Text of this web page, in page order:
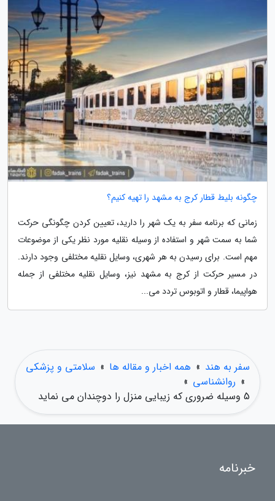
چگونه بلیط قطار کرج به مشهد را تهیه کنیم؟
زمانی که برنامه سفر به یک شهر را دارید، تعیین کردن چگونگی حرکت
شما به سمت شهر و استفاده از وسیله نقلیه مورد نظر یکی از موضوعات
مهم است. برای رسیدن به هر شهری، وسایل نقلیه مختلفی وجود دارند.
در مسیر حرکت از کرج به مشهد نیز، وسایل نقلیه مختلفی از جمله
هواپیما، قطار و اتوبوس تردد می...
سفر به هند » همه اخبار و مقاله ها » سلامتی و پزشکی
» روانشناسی »
5 وسیله ضروری که زیبایی منزل را دوچندان می نماید
خبرنامه